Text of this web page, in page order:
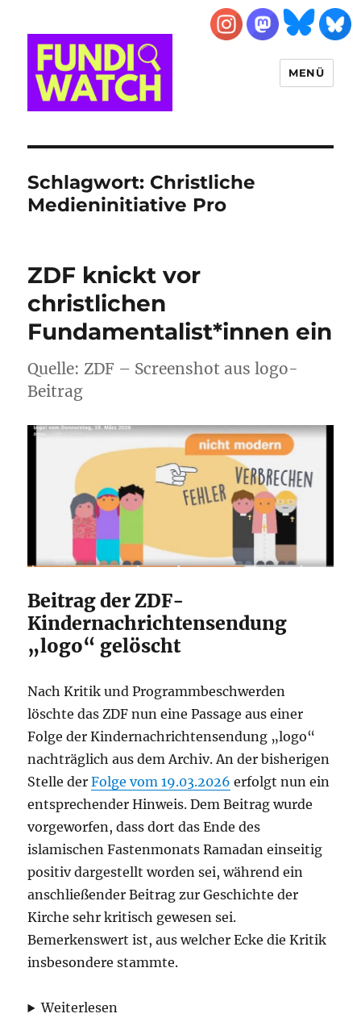
MENÜ
Schlagwort: Christliche
Medieninitiative Pro
ZDF knickt vor
christlichen
Fundamentalist*innen ein
Quelle: ZDF – Screenshot aus logo-
Beitrag
Beitrag der ZDF-
Kindernachrichtensendung
„logo“ gelöscht
Nach Kritik und Programmbeschwerden
löschte das ZDF nun eine Passage aus einer
Folge der Kindernachrichtensendung „logo“
nachträglich aus dem Archiv. An der bisherigen
Stelle derFolge vom 19.03.2026 erfolgt nun ein
entsprechender Hinweis. Dem Beitrag wurde
vorgeworfen, dass dort das Ende des
islamischen Fastenmonats Ramadan einseitig
positiv dargestellt worden sei, während ein
anschließender Beitrag zur Geschichte der
Kirche sehr kritisch gewesen sei.
Bemerkenswert ist, aus welcher Ecke die Kritik
insbesondere stammte.
Weiterlesen